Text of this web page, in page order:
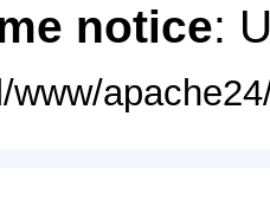
notice:
www/